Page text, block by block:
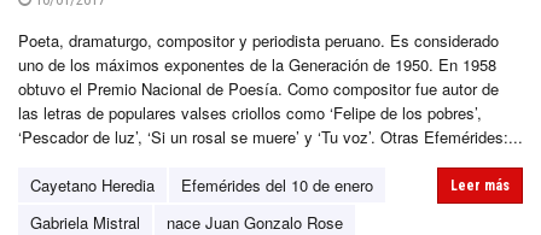
Poeta, dramaturgo, compositor y periodista peruano. Es considerado
uno de los máximos exponentes de la Generación de 1950. En 1958
obtuvo el Premio Nacional de Poesía. Como compositor fue autor de
las letras de populares valses criollos como ‘Felipe de los pobres’,
‘Pescador de luz’, ‘Si un rosal se muere’ y ‘Tu voz’. Otras Efemérides:...
Cayetano Heredia
Efemérides del 10 de enero
Gabriela Mistral
nace Juan Gonzalo Rose
Leer más